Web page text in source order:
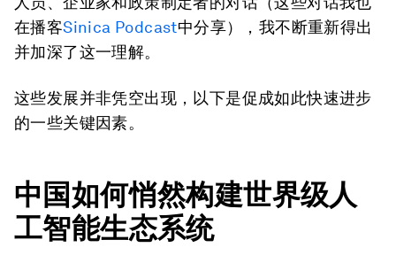
在播客Sinica Podcast中分享），我不断重新得出
并加深了这一理解。
这些发展并非凭空出现，以下是促成如此快速进步
的一些关键因素。
中国如何悄然构建世界级人
工智能生态系统